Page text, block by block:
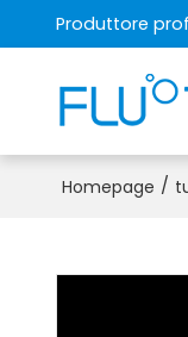
Produttore
Homepage /